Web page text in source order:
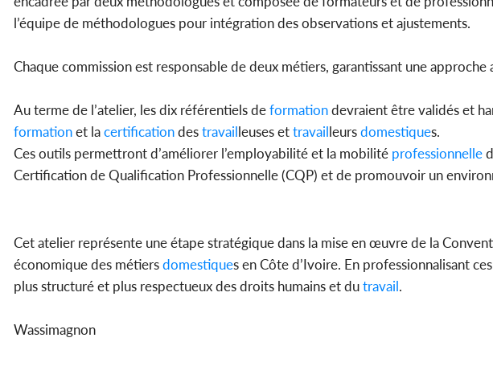
l’équipe de méthodologues pour intégration des observations et ajustements.
Chaque commission est responsable de deux métiers, garantissant une
Au terme de l’atelier, les dix référentiels deformationdevraient être validés et
formationet lacertificationdestravailleuses ettravailleursdomestiques.
Ces outils permettront d’améliorer l’employabilité et la mobilité professionnelle
Certification de Qualification Professionnelle (CQP) et de promouvoir un
Cet atelier représente une étape stratégique dans la mise en œuvre de la
économique des métiersdomestiques en Côte d’Ivoire. En professionnalisant
plus structuré et plus respectueux des droits humains et dutravail.
Wassimagnon